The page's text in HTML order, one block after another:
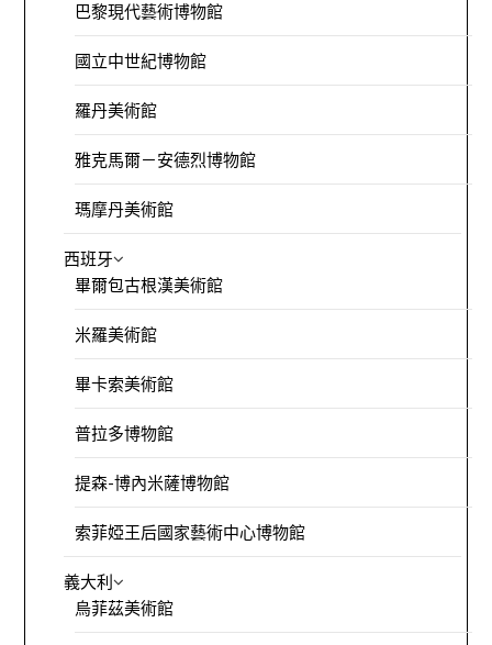
巴黎現代藝術博物館
國立中世紀博物館
羅丹美術館
雅克馬爾－安德烈博物館
瑪摩丹美術館
西班牙
畢爾包古根漢美術館
米羅美術館
畢卡索美術館
普拉多博物館
提森-博內米薩博物館
索菲婭王后國家藝術中心博物館
義大利
烏菲茲美術館